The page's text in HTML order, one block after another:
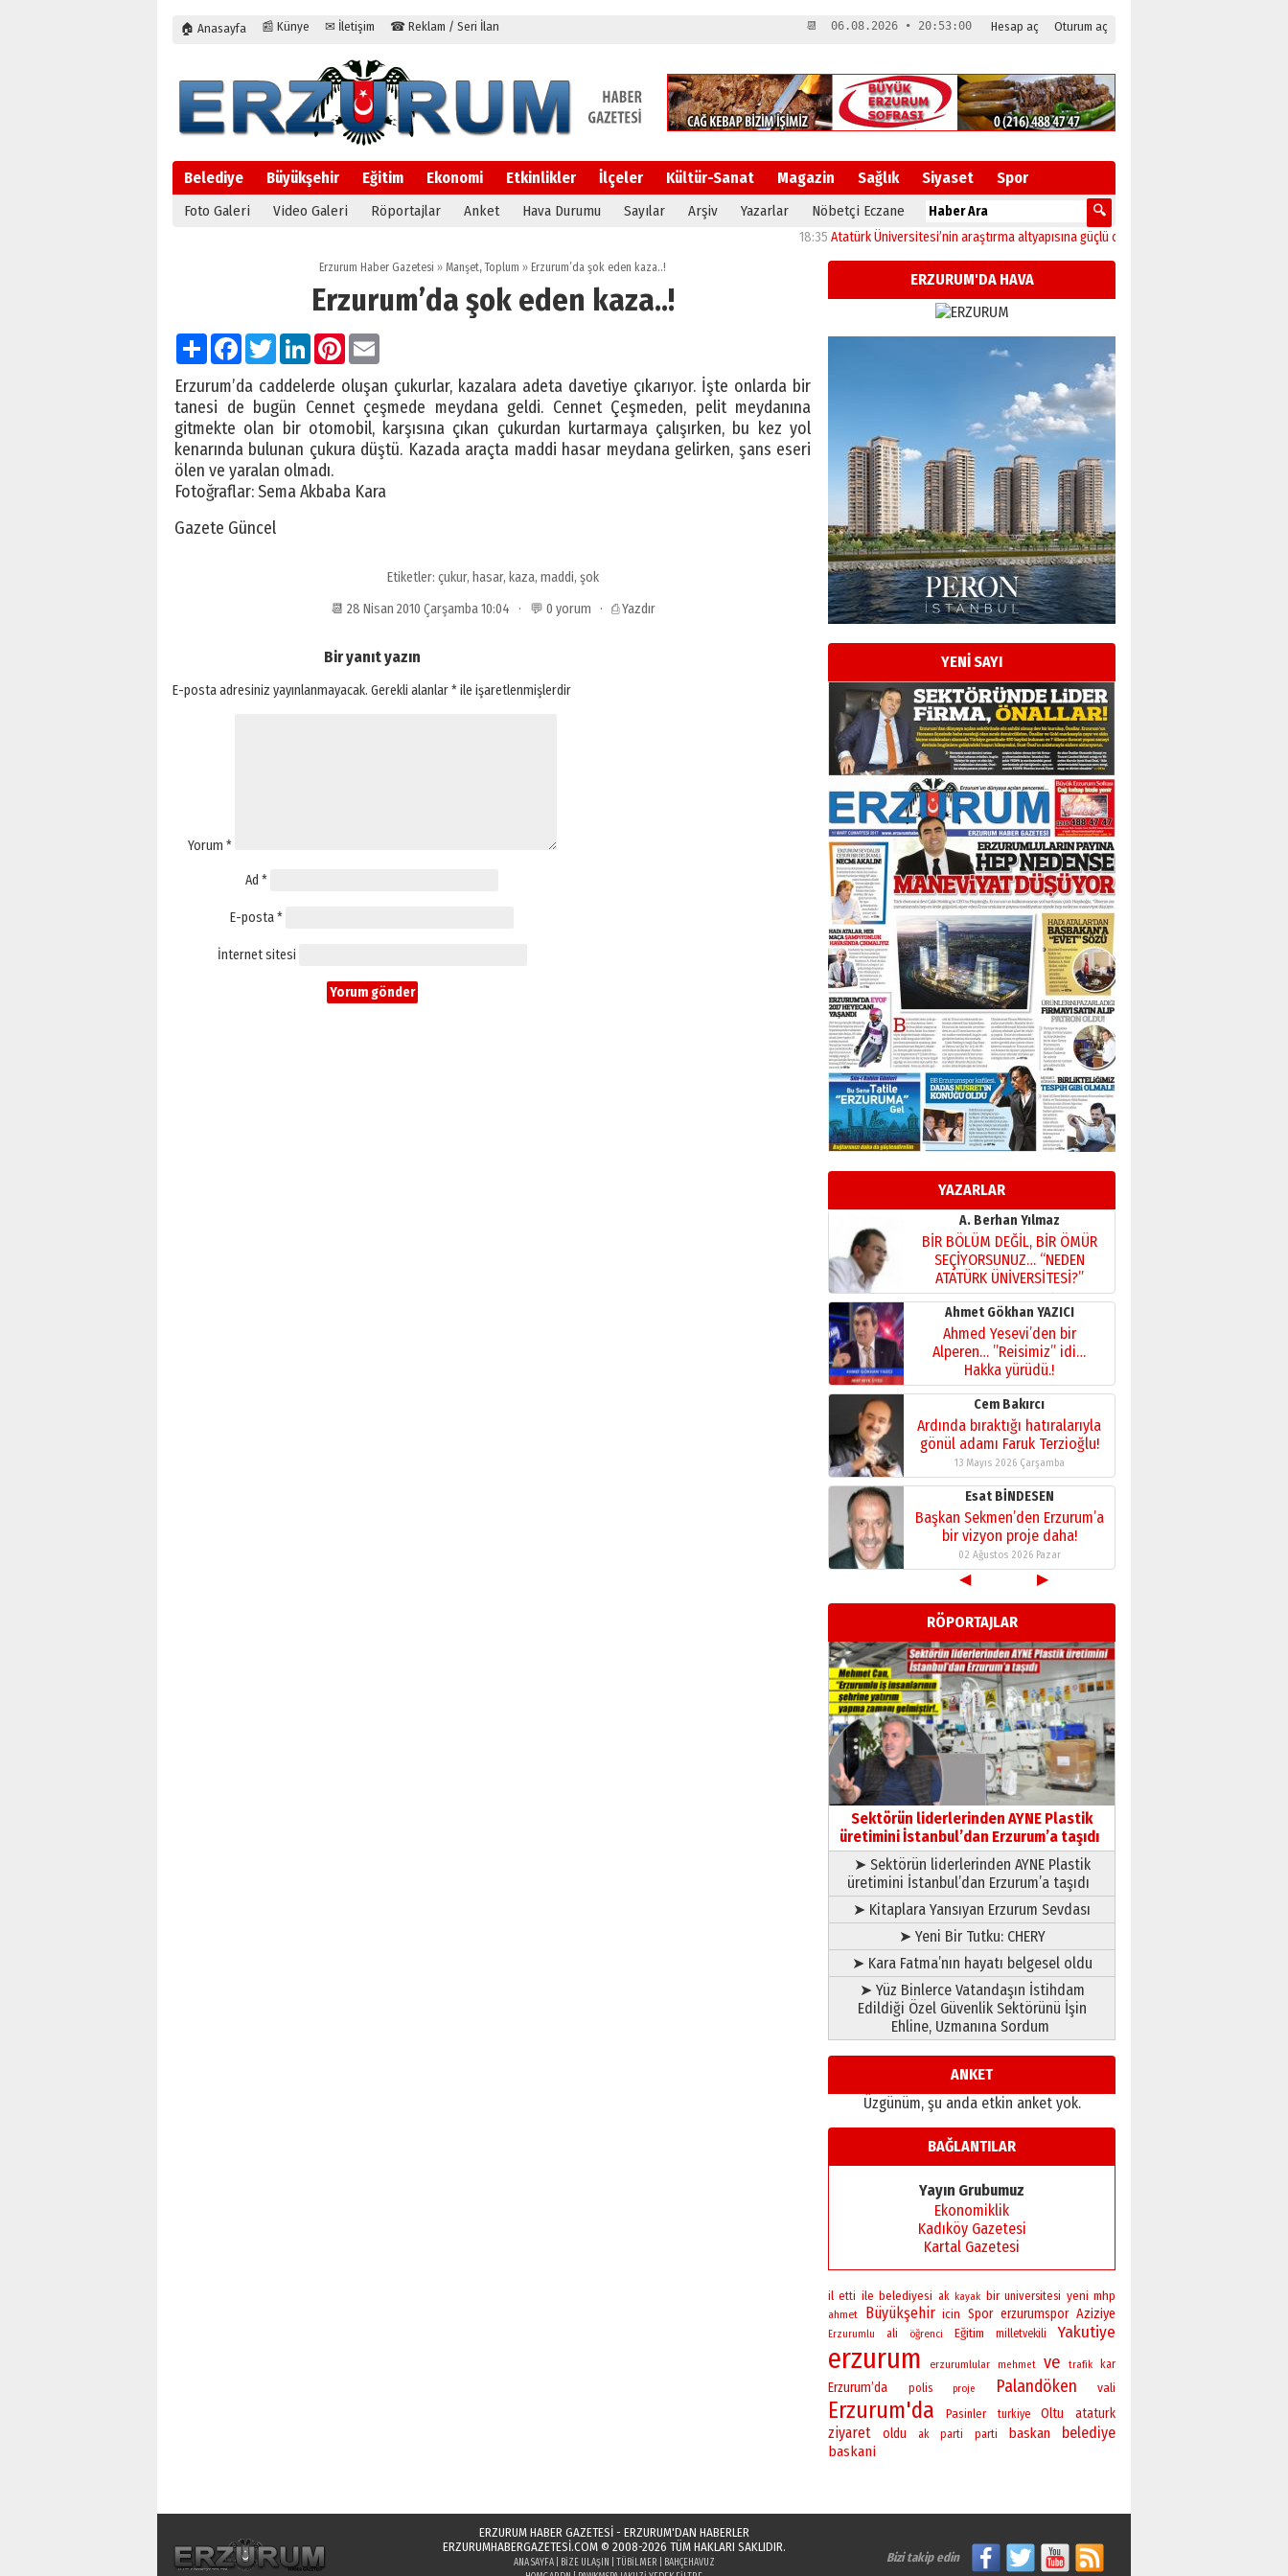
🏠 Anasayfa 📰 Künye ✉ İletişim ☎ Reklam / Seri İlan Hesap aç Oturum aç
📆 06.08.2026 • 20:53:01
Belediye Büyükşehir Eğitim Ekonomi Etkinlikler İlçeler Kültür-Sanat Magazin Sağlık Siyaset Spor
Foto Galeri Video Galeri Röportajlar Anket Hava Durumu Sayılar Arşiv Yazarlar Nöbetçi Eczane
Atatürk Üniversitesi’nin araştırma altyapısına güçlü onay 12:04
Erzurum Haber Gazetesi » Manşet,Toplum » Erzurum’da şok eden kaza..!
Erzurum’da şok eden kaza..!
PaylaşFacebook
TwitterLinkedInPinterest
Erzurum’da caddelerde oluşan çukurlar, kazalara adeta davetiye çıkarıyor. İşte onlarda bir
tanesi de bugün Cennet çeşmede meydana geldi. Cennet Çeşmeden, pelit meydanına
gitmekte olan bir otomobil, karşısına çıkan çukurdan kurtarmaya çalışırken, bu kez yol
kenarında bulunan çukura düştü. Kazada araçta maddi hasar meydana gelirken, şans eseri
ölen ve yaralan olmadı.
Fotoğraflar: Sema Akbaba Kara
Gazete Güncel
Etiketler: çukur, hasar, kaza, maddi, şok
📆 28 Nisan 2010 Çarşamba 10:04 · 💬 0 yorum · ⎙ Yazdır
Bir yanıt yazın
E-posta adresiniz yayınlanmayacak. Gerekli alanlar*ile işaretlenmişlerdir
Yorum *
Ad *
E-posta*
İnternet sitesi
ERZURUM'DA HAVA
YENİ SAYI
YAZARLAR
Esat BİNDESEN
Başkan Sekmen’den Erzurum’a
bir vizyon proje daha!
02 Ağustos 2026 Pazar
Kadir SABUNCUOĞLU
Erzurumspor’un köşe taşları
29 Haziran 2026 Pazartesi
Kenan GÜLERCİ
Murat Şahsuvaroğlu ERKON’da
çıtayı yukarı taşırken,
yönetimdekiler aşağı
çekmemeli!
17 Şubat 2026 SalıOrhan BOZKURT
Bir fotoğraf, bir şehir, bir
gazeteci… Dizginler kimin
elinde?
A. Berhan Yılmaz
BİR BÖLÜM DEĞİL, BİR ÖMÜR
SEÇİYORSUNUZ… “NEDEN
ATATÜRK ÜNİVERSİTESİ?”
28 Temmuz 2026 Salı
Ahmet Gökhan YAZICI
Ahmed Yesevi’den bir
Alperen… ”Reisimiz” idi…
Hakka yürüdü.!
26 Mart 2026 Perşembe
Cem Bakırcı
Ardında bıraktığı hatıralarıyla
gönül adamı Faruk Terzioğlu!
13 Mayıs 2026 Çarşamba
Esat BİNDESEN
Başkan Sekmen’den Erzurum’a
bir vizyon proje daha!
02 Ağustos 2026 Pazar
Kadir SABUNCUOĞLU
Erzurumspor’un köşe taşları
29 Haziran 2026 Pazartesi
Kenan GÜLERCİ
Murat Şahsuvaroğlu ERKON’da
çıtayı yukarı taşırken,
yönetimdekiler aşağı
çekmemeli!
17 Şubat 2026 SalıOrhan BOZKURT
Bir fotoğraf, bir şehir, bir
gazeteci… Dizginler kimin
elinde?
31 Mart 2026 Salı
A. Berhan Yılmaz
BİR BÖLÜM DEĞİL, BİR ÖMÜR
SEÇİYORSUNUZ… “NEDEN
ATATÜRK ÜNİVERSİTESİ?”
28 Temmuz 2026 Salı
Ahmet Gökhan YAZICI
Ahmed Yesevi’den bir
Alperen… ”Reisimiz” idi…
Hakka yürüdü.!
26 Mart 2026 Perşembe
Ardında bıraktığı hatıralarıyla
13 Mayıs 2026 Çarşamba
Esat BİNDESEN
Başkan Sekmen’den Erzurum’a
bir vizyon proje daha!
02 Ağustos 2026 Pazar
◀ ▶
RÖPORTAJLAR
Sektörün liderlerinden AYNE Plastik
üretimini İstanbul’dan Erzurum’a taşıdı
➤ Sektörün liderlerinden AYNE Plastik
üretimini İstanbul’dan Erzurum’a taşıdı
➤ Kitaplara Yansıyan Erzurum Sevdası
➤ Yeni Bir Tutku: CHERY
➤ Kara Fatma’nın hayatı belgesel oldu
➤ Yüz Binlerce Vatandaşın İstihdam
Edildiği Özel Güvenlik Sektörünü İşin
Ehline, Uzmanına Sordum
ANKET
Üzgünüm, şu anda etkin anket yok.
BAĞLANTILAR
Yayın Grubumuz
Ekonomiklik
Kadıköy Gazetesi
Kartal Gazetesi
il etti ile belediyesi ak kayak bir universitesi yeni mhp
ahmet Büyükşehir icin Spor erzurumspor Aziziye
Erzurumlu ali öğrenci Eğitim milletvekili Yakutiye
erzurum erzurumlular mehmet ve trafik kar
Erzurum’da polis proje Palandöken vali
Erzurum'da Pasinler turkiye Oltu ataturk
ziyaret oldu ak parti parti baskan belediye
baskani
ERZURUM HABER GAZETESİ - ERZURUM'DAN HABERLER
ERZURUMHABERGAZETESI.COM© 2008-2026 TÜM HAKLARI SAKLIDIR.
ANA SAYFA| BIZE ULAŞIN TÜBILMER
BAHÇEHAVUZ
Bizi takip edin